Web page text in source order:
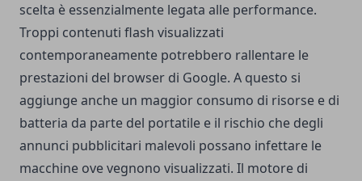
scelta è essenzialmente legata alle performance.
Troppi contenuti flash visualizzati
contemporaneamente potrebbero rallentare le
prestazioni del browser di Google. A questo si
aggiunge anche un maggior consumo di risorse e di
batteria da parte del portatile e il rischio che degli
annunci pubblicitari malevoli possano infettare le
macchine ove vegnono visualizzati. Il motore di